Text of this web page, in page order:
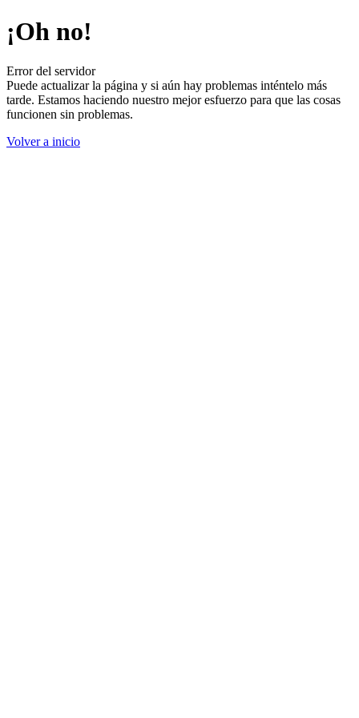
¡Oh no!
Error del servidor
Puede actualizar la página y si aún hay problemas inténtelo más
tarde. Estamos haciendo nuestro mejor esfuerzo para que las cosas
funcionen sin problemas.
Volver a inicio